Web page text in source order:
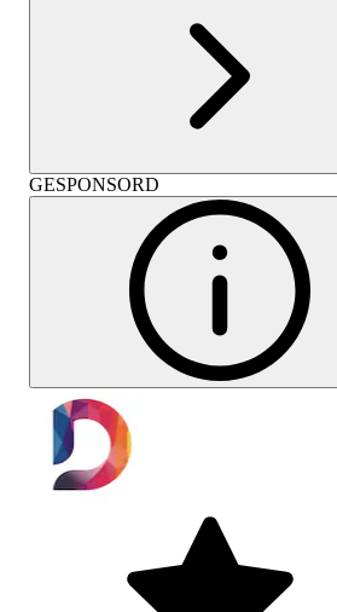
GESPONSORD